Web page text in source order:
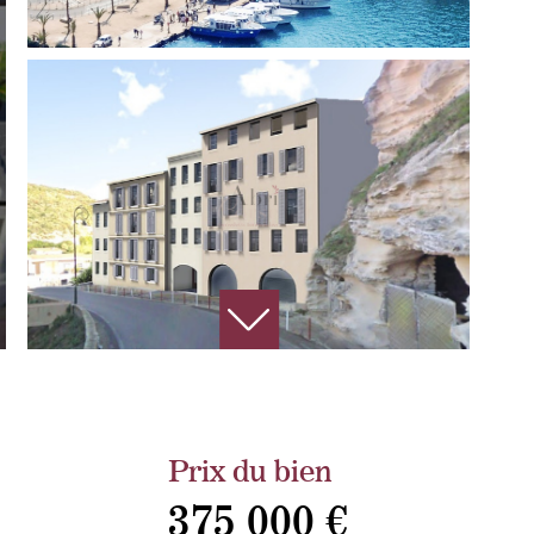
Prix du bien
375 000 €